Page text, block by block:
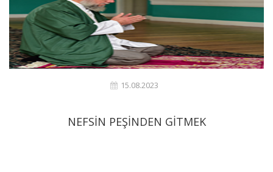
15.08.2023
NEFSİN PEŞİNDEN GİTMEK